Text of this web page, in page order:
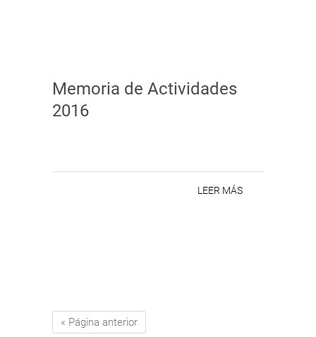
Memoria de Actividades
2016
LEER MÁS
« Página anterior